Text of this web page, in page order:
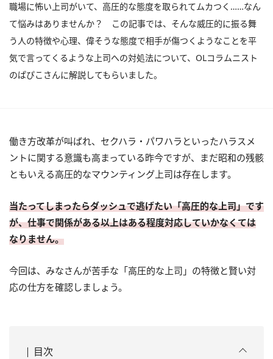
職場に怖い上司がいて、高圧的な態度を取られてムカつく……なん
て悩みはありませんか？ この記事では、そんな威圧的に振る舞
う人の特徴や心理、偉そうな態度で相手が傷つくようなことを平
気で言ってくるような上司への対処法について、OLコラムニスト
のぱぴこさんに解説してもらいました。
働き方改革が叫ばれ、セクハラ・パワハラといったハラスメ
ントに関する意識も高まっている昨今ですが、まだ昭和の残骸
ともいえる高圧的なマウンティング上司は存在します。
当たってしまったらダッシュで逃げたい「高圧的な上司」です
が、仕事で関係がある以上はある程度対応していかなくては
なりません。
今回は、みなさんが苦手な「高圧的な上司」の特徴と賢い対
応の仕方を確認しましょう。
目次